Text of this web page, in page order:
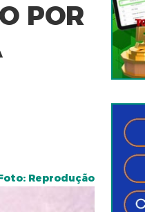
POR
Reprodução